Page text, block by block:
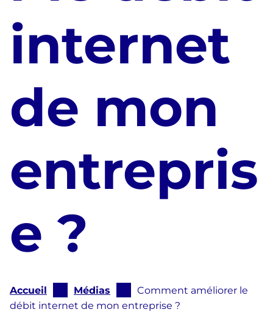
internet
de mon
entrepris
e ?
Vous
êtes
Accueil Médias
Comment améliorer le
débit internet de mon entreprise ?